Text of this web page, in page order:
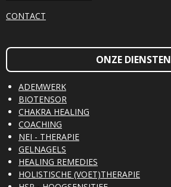
CONTACT
ONZE DIENSTEN
ADEMWERK
BIOTENSOR
CHAKRA HEALING
COACHING
NEI - THERAPIE
GELNAGELS
HEALING REMEDIES
HOLISTISCHE (VOET)THERAPIE